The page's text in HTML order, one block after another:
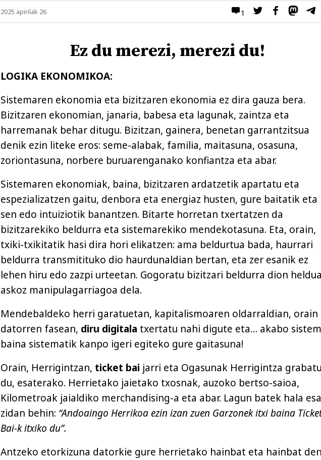
1
2025 apirilak 26
Ez du merezi, merezi du!
LOGIKA EKONOMIKOA:
Sistemaren ekonomia eta bizitzaren ekonomia ez dira gauza bera.
Bizitzaren ekonomian, janaria, babesa eta lagunak, zaintza eta
harremanak behar ditugu. Bizitzan, gainera, benetan garrantzitsua
denik ezin liteke eros: seme-alabak, familia, maitasuna, osasuna,
zoriontasuna, norbere buruarenganako konfiantza eta abar.
Sistemaren ekonomiak, baina, bizitzaren ardatzetik apartatu eta
espezializatzen gaitu, denbora eta energiaz husten, gure baitatik eta
sen edo intuiziotik banantzen. Bitarte horretan txertatzen da
bizitzarekiko beldurra eta sistemarekiko mendekotasuna. Eta, orain,
txiki-txikitatik hasi dira hori elikatzen: ama beldurtua bada, haurrari
beldurra transmitituko dio haurdunaldian bertan, eta zer esanik ez
lehen hiru edo zazpi urteetan. Gogoratu bizitzari beldurra dion heldua
askoz manipulagarriagoa dela.
Mendebaldeko herri garatuetan, kapitalismoaren oldarraldian, orain
datorren fasean, diru digitala txertatu nahi digute eta… akabo
baina sistematik kanpo igeri egiteko gure gaitasuna!
Orain, Herrigintzan, ticket bai jarri eta Ogasunak Herrigintza
du, esaterako. Herrietako jaietako txosnak, auzoko bertso-saioa,
Kilometroak jaialdiko merchandising-a eta abar. Lagun batek hala
zidan behin: “Andoaingo Herrikoa ezin izan zuen Garzonek itxi baina
Bai-k itxiko du”.
Antzeko etorkizuna datorkie gure herrietako hainbat eta hainbat